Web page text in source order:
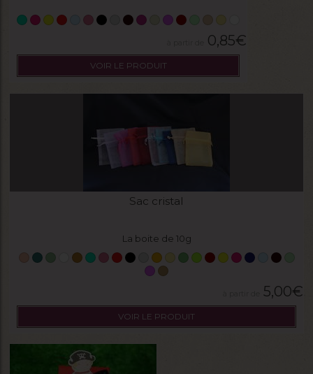
0,85€
VOIR LE PRODUIT
Sac cristal
La boite de 10g
5,00€
VOIR LE PRODUIT